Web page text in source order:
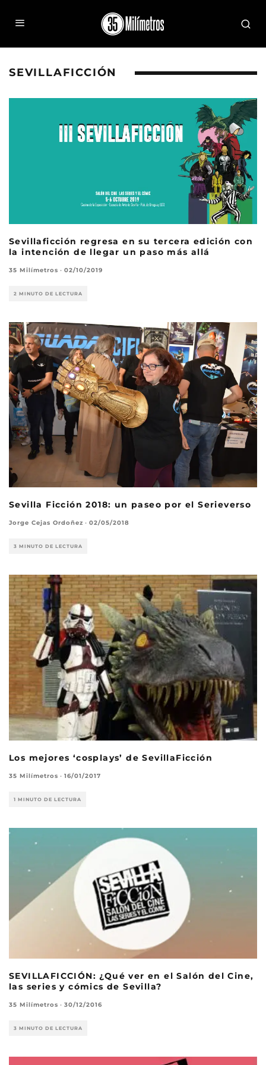
SEVILLAFICCIÓN
Sevillaficción regresa en su tercera edición con
la intención de llegar un paso más allá
35 Milímetros · 02/10/2019
2 MINUTO DE LECTURA
Sevilla Ficción 2018: un paseo por el Serieverso
Jorge Cejas Ordoñez · 02/05/2018
3 MINUTO DE LECTURA
Los mejores ‘cosplays’ de SevillaFicción
35 Milímetros · 16/01/2017
1 MINUTO DE LECTURA
SEVILLAFICCIÓN: ¿Qué ver en el Salón del Cine,
las series y cómics de Sevilla?
35 Milímetros · 30/12/2016
3 MINUTO DE LECTURA